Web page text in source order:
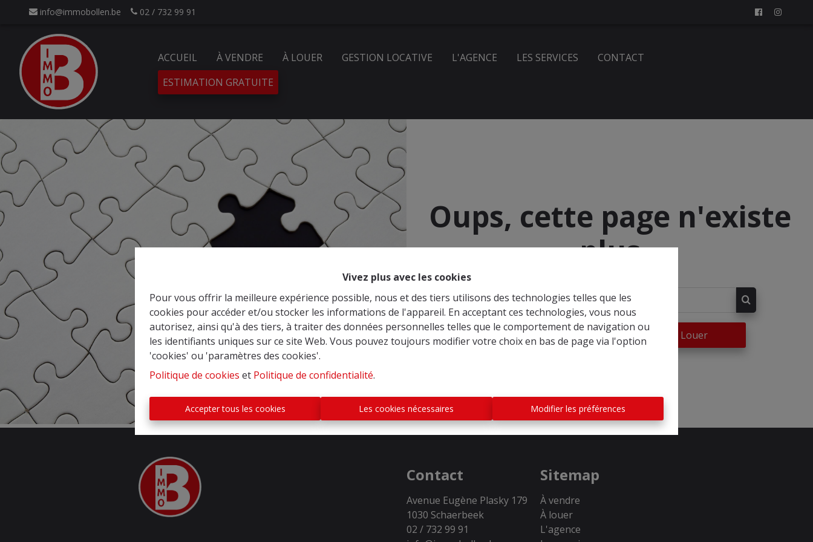
Vivez plus avec les cookies
Pour vous offrir la meilleure expérience possible, nous et des tiers utilisons des technologies telles que les
cookies pour accéder et/ou stocker les informations de l'appareil. En acceptant ces technologies, vous nous
autorisez, ainsi qu'à des tiers, à traiter des données personnelles telles que le comportement de navigation ou
les identifiants uniques sur ce site Web. Vous pouvez toujours modifier votre choix en bas de page via l'option
'cookies' ou 'paramètres des cookies'.
Politique de cookies et Politique de confidentialité.
Accepter tous les cookies Les cookies nécessaires Modifier les préférences
info@immobollen.be 02 / 732 99 91
ACCUEIL À VENDRE À LOUER GESTION LOCATIVE L'AGENCE LES SERVICES
CONTACT
ESTIMATION GRATUITE
Oups, cette page n'existe
plus
À Vendre À Louer
Contact
Avenue Eugène Plasky 179
1030 Schaerbeek
02 / 732 99 91
Sitemap
À vendre
À louer
L'agence